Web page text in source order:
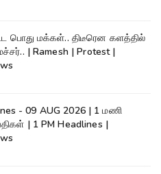
பொது மக்கள்.. திடீரென களத்தில்
| Ramesh | Protest |
- 09 AUG 2026 | 1 மணி
| 1 PM Headlines |